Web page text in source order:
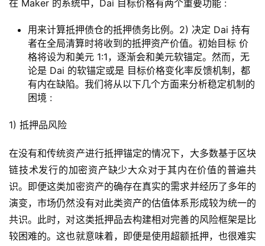
在 Maker 的系统中，Dai 目标价格有两个重要功能 :
用来计算抵押债仓的抵押债务比例。2) 决定 Dai 持有
者在全局清算时将收到的抵押资产价值。初始目标 价
格将设为和美元 1:1，逐渐会和美元软锚定。然而，无
论是 Dai 的软锚定或是 目标价格变化率反馈机制，都
有内在缺陷。我们将从以下几个方面来分析稳定机制的
困境 :
1) 抵押品风险
在没有和传统资产进行抵押锚定的情况下，大多数基于区块
链技术发行的加密资产缺少大众对于其内在价值的普遍共
识。即便这类加密资产的确存在真实的需求并经历了多年的
演变，市场仍然没有对此类资产的估值体系形成较为统一的
共识。此时，对这类抵押品去构建相对完善的风险框架是比
较困难的。这也就意味着，即便是使用超额抵押，也很难实